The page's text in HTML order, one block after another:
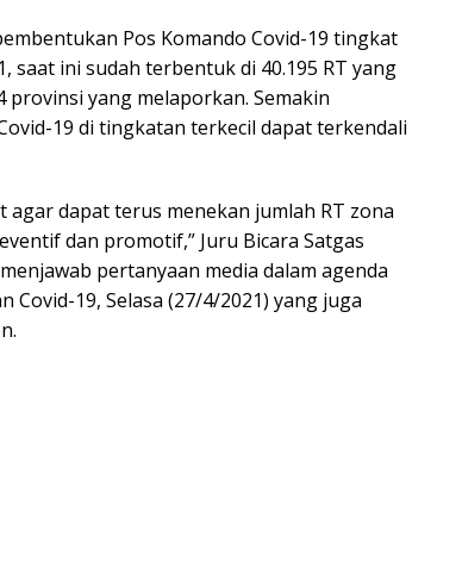
Pos Komando Covid-19 tingkat
saat ini sudah terbentuk di 40.195 RT yang
provinsi yang melaporkan. Semakin
19 di tingkatan terkecil dapat terkendali
dapat terus menekan jumlah RT zona
dan promotif,” Juru Bicara Satgas
pertanyaan media dalam agenda
19, Selasa (27/4/2021) yang juga